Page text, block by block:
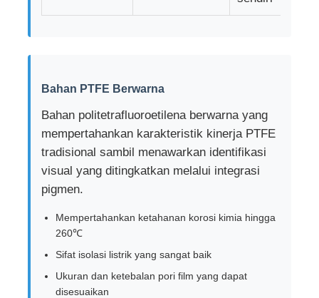
Bahan PTFE Berwarna
Bahan politetrafluoroetilena berwarna yang
mempertahankan karakteristik kinerja PTFE
tradisional sambil menawarkan identifikasi
visual yang ditingkatkan melalui integrasi
pigmen.
Mempertahankan ketahanan korosi kimia hingga
260℃
Sifat isolasi listrik yang sangat baik
Ukuran dan ketebalan pori film yang dapat
disesuaikan